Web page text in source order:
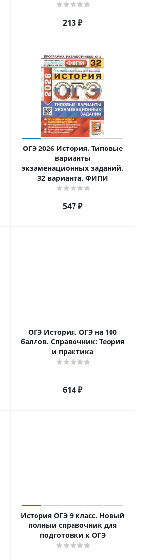
213₽
ОГЭ 2026 История. Типовые
варианты
экзаменационных заданий.
32 варианта. ФИПИ
547₽
ОГЭ История. ОГЭ на 100
баллов. Справочник: Теория
и практика
614₽
История ОГЭ 9 класс. Новый
полный справочник для
подготовки к ОГЭ